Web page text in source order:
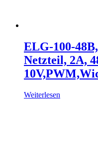
ELG-100-
Netzteil, 2A,
Weiterlesen